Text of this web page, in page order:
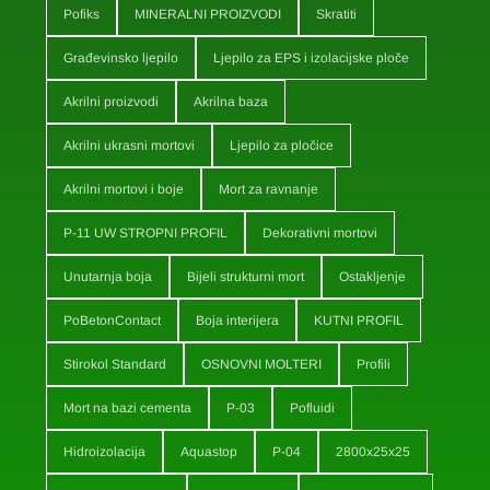
Pofiks MINERALNI PROIZVODI Skratiti
Građevinsko ljepilo Ljepilo za EPS i izolacijske ploče
Akrilni proizvodi Akrilna baza
Akrilni ukrasni mortovi Ljepilo za pločice
Akrilni mortovi i boje Mort za ravnanje
P-11 UW STROPNI PROFIL Dekorativni mortovi
Unutarnja boja Bijeli strukturni mort Ostakljenje
PoBetonContact Boja interijera KUTNI PROFIL
Stirokol Standard OSNOVNI MOLTERI Profili
Mort na bazi cementa P-03 Pofluidi
Hidroizolacija Aquastop P-04 2800x25x25